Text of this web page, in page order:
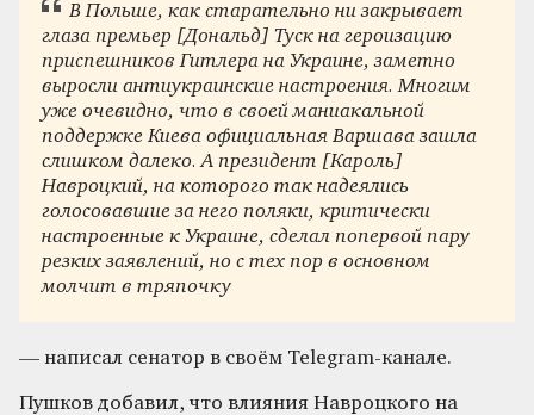
В Польше, как старательно ни закрывает
глаза премьер [Дональд] Туск на героизацию
приспешников Гитлера на Украине, заметно
выросли антиукраинские настроения. Многим
уже очевидно, что в своей маниакальной
поддержке Киева официальная Варшава зашла
слишком далеко. А президент [Кароль]
Навроцкий, на которого так надеялись
голосовавшие за него поляки, критически
настроенные к Украине, сделал попервой пару
резких заявлений, но с тех пор в основном
молчит в тряпочку
— написал сенатор в своём Telegram-канале.
Пушков добавил, что влияния Навроцкого на